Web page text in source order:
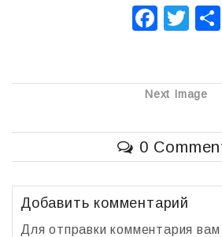
F
e
o
o
k
T
er
Next Image
0
Добавить комментарий
Для отправки комментария